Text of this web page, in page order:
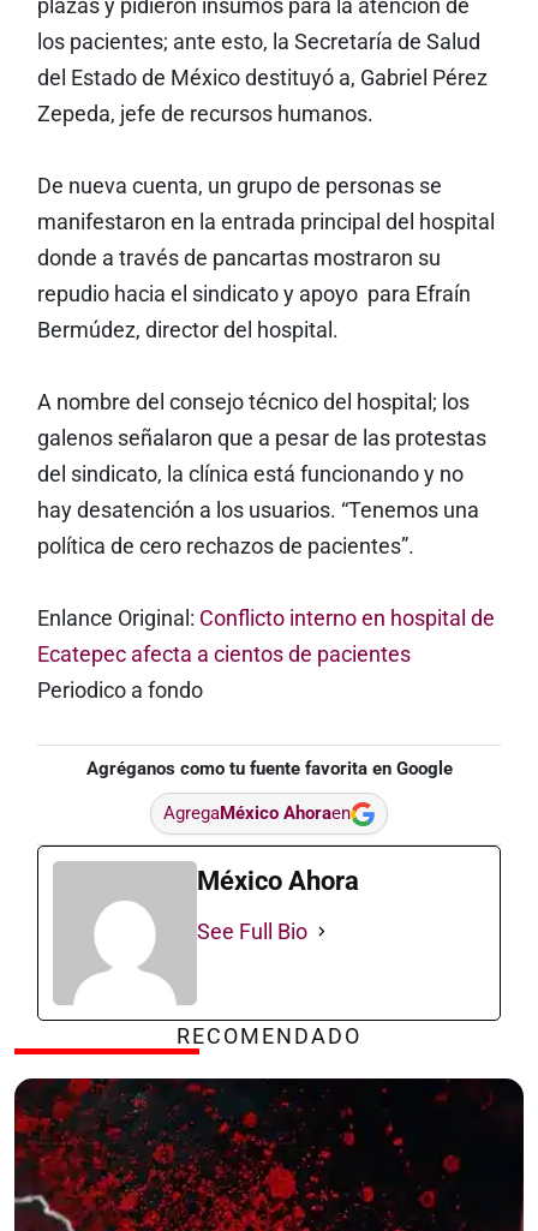
plazas y pidieron insumos para la atención de
los pacientes; ante esto, la Secretaría de Salud
del Estado de México destituyó a, Gabriel Pérez
Zepeda, jefe de recursos humanos.
De nueva cuenta, un grupo de personas se
manifestaron en la entrada principal del hospital
donde a través de pancartas mostraron su
repudio hacia el sindicato y apoyo para Efraín
Bermúdez, director del hospital.
A nombre del consejo técnico del hospital; los
galenos señalaron que a pesar de las protestas
del sindicato, la clínica está funcionando y no
hay desatención a los usuarios. “Tenemos una
política de cero rechazos de pacientes”.
Enlance Original: Conflicto interno en hospital de
Ecatepec afecta a cientos de pacientes
Periodico a fondo
Agréganos como tu fuente favorita en Google
AgregaMéxico Ahoraen
México Ahora
See Full Bio
RECOMENDADO